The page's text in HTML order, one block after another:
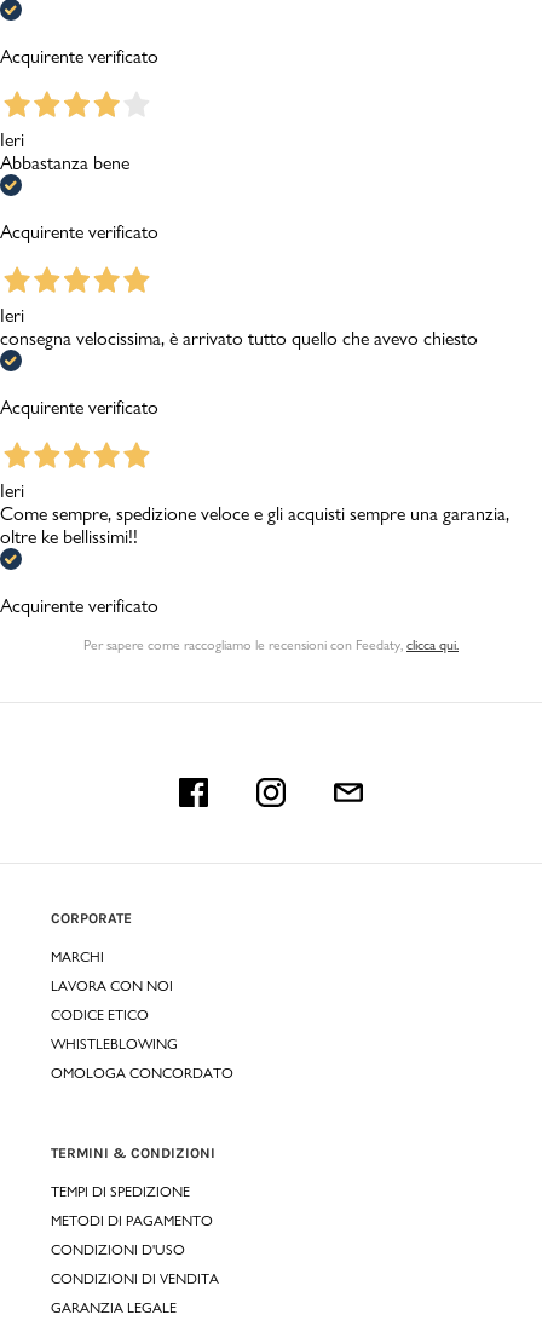
Acquirente verificato
Ieri
Abbastanza bene
Acquirente verificato
Ieri
consegna velocissima, è arrivato tutto quello che avevo chiesto
Acquirente verificato
Ieri
Come sempre, spedizione veloce e gli acquisti sempre una garanzia,
oltre ke bellissimi!!
Acquirente verificato
Per sapere come raccogliamo le recensioni con Feedaty, clicca qui.
CORPORATE
MARCHI
LAVORA CON NOI
CODICE ETICO
WHISTLEBLOWING
OMOLOGA CONCORDATO
TERMINI & CONDIZIONI
TEMPI DI SPEDIZIONE
METODI DI PAGAMENTO
CONDIZIONI D'USO
CONDIZIONI DI VENDITA
GARANZIA LEGALE